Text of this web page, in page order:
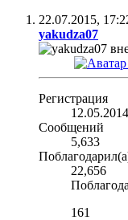
22.07.2015,
yakudza07
Регистрация
12.05.2014
Сообщений
5,633
22,656
161